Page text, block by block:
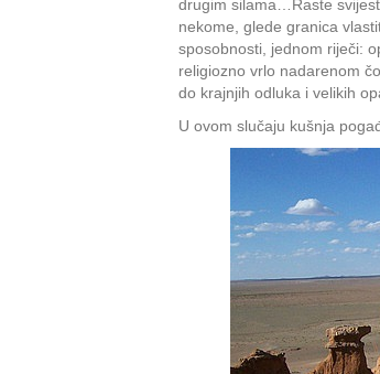
drugim silama…Raste
nekome, glede granica
sposobnosti, jednom riječi:
religiozno vrlo nadarenom
do krajnjih odluka i velikih
U ovom slučaju kušnja